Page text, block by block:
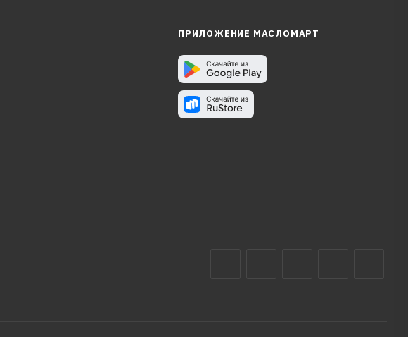
ПРИЛОЖЕНИЕ МАСЛОМАРТ